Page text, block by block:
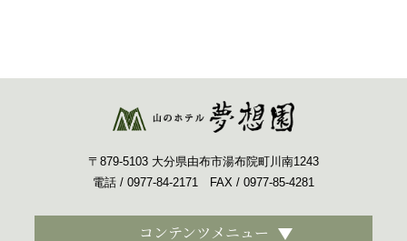
コンテンツメニュー
〒879-5103 大分県由布市湯布院町川南1243
電話 / 0977-84-2171 FAX / 0977-85-4281